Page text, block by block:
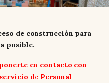
de construcción para
posible.
en contacto con
de Personal